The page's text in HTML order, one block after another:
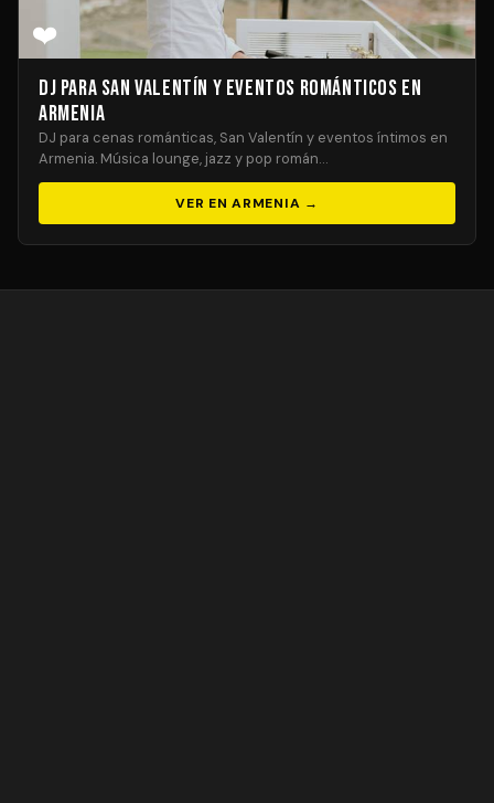
❤️
DJ para San Valentín y Eventos Románticos en
Armenia
DJ para cenas románticas, San Valentín y eventos íntimos en
Armenia. Música lounge, jazz y pop román…
VER EN ARMENIA →